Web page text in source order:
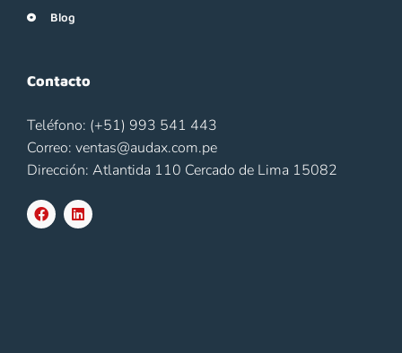
Blog
Contacto
Teléfono: (+51) 993 541 443
Correo: ventas@audax.com.pe
Dirección: Atlantida 110 Cercado de Lima 15082